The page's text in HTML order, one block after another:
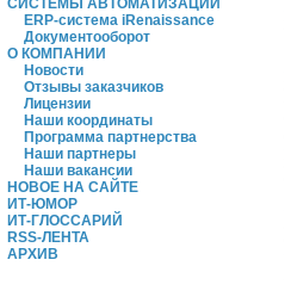
СИСТЕМЫ АВТОМАТИЗАЦИИ
ERP-система iRenaissance
Документооборот
О КОМПАНИИ
Новости
Отзывы заказчиков
Лицензии
Наши координаты
Программа партнерства
Наши партнеры
Наши вакансии
НОВОЕ НА САЙТЕ
ИТ-ЮМОР
ИТ-ГЛОССАРИЙ
RSS-ЛЕНТА
АРХИВ